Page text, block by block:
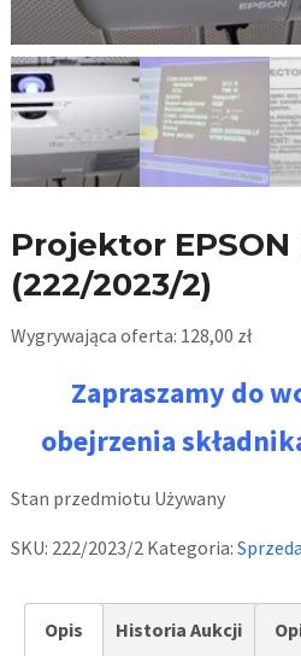
Projektor EPSON
(222/2023/2)
Wygrywająca oferta: 128,00 zł
Zapraszamy do
obejrzenia
Stan przedmiotu Używany
SKU: 222/2023/2 Kategoria:
Opis Historia Aukcji